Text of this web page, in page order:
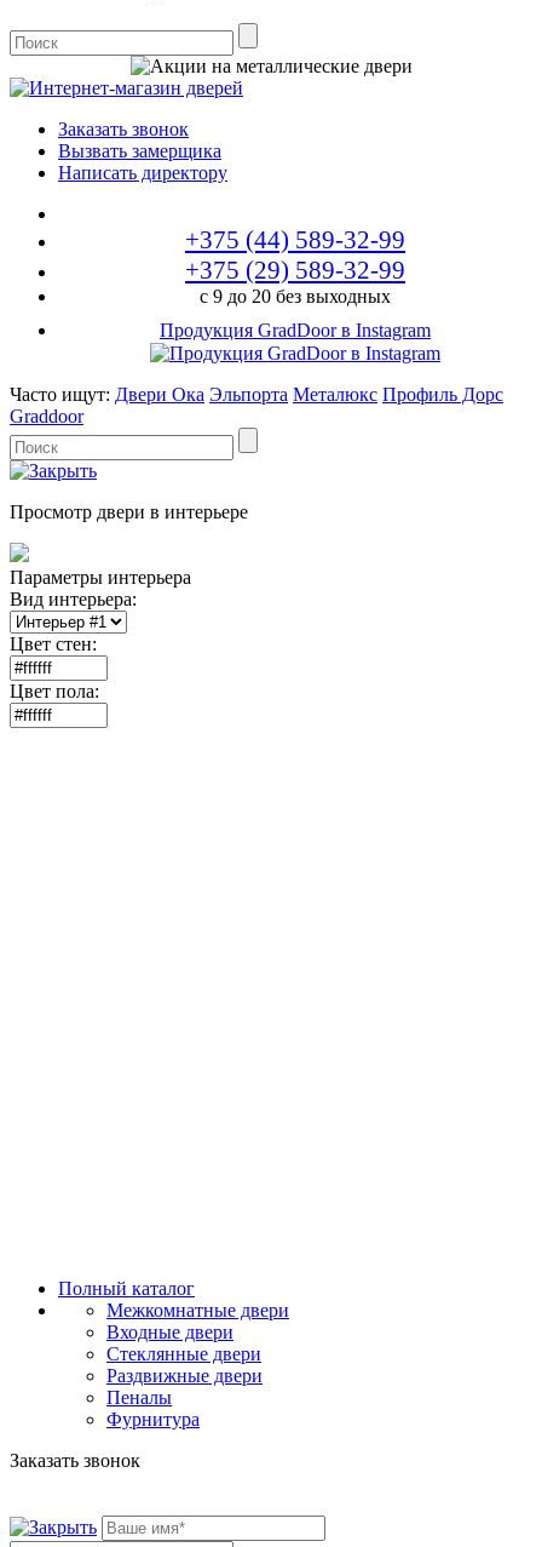
Заказать звонок
Вызвать замерщика
Написать директору
+375 (44) 589-32-99
+375 (29) 589-32-99
с 9 до 20 без выходных
Продукция GradDoor в Instagram
Часто ищут: Двери Ока Эльпорта Металюкс Профиль Дорс
Graddoor
Просмотр двери в интерьере
Параметры интерьера
Вид интерьера:
Цвет стен:
Цвет пола:
Полный каталог
Межкомнатные двери
Входные двери
Стеклянные двери
Раздвижные двери
Пеналы
Фурнитура
Заказать звонок